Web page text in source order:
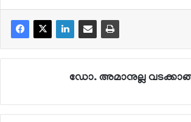
ഡോ. അമാനുല്ല